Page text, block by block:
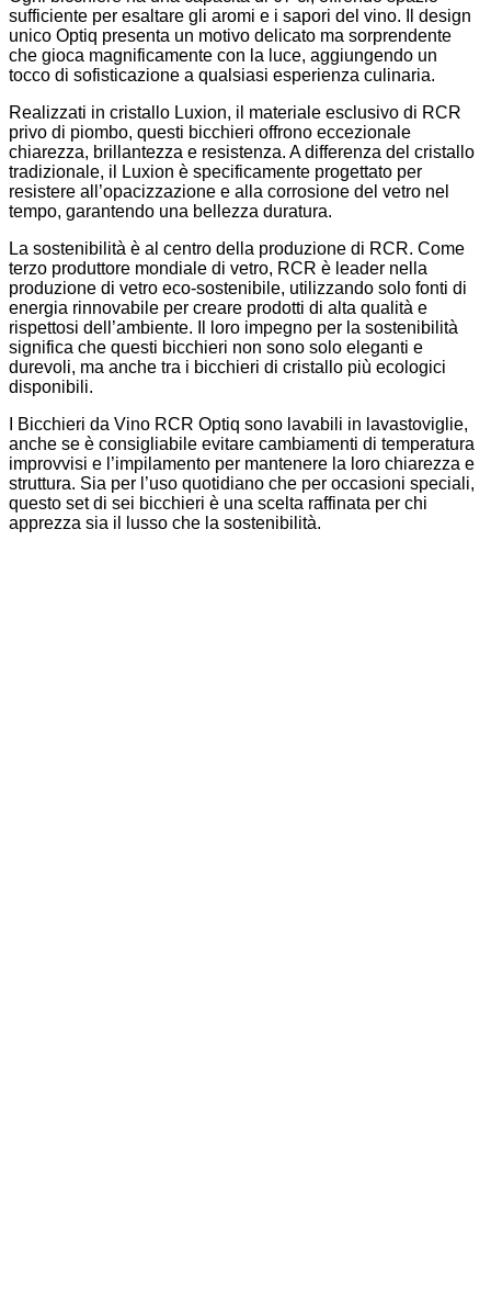
sufficiente per esaltare gli aromi e i sapori del vino. Il design
unico Optiq presenta un motivo delicato ma sorprendente
che gioca magnificamente con la luce, aggiungendo un
tocco di sofisticazione a qualsiasi esperienza culinaria.
Realizzati in cristallo Luxion, il materiale esclusivo di RCR
privo di piombo, questi bicchieri offrono eccezionale
chiarezza, brillantezza e resistenza. A differenza del cristallo
tradizionale, il Luxion è specificamente progettato per
resistere all’opacizzazione e alla corrosione del vetro nel
tempo, garantendo una bellezza duratura.
La sostenibilità è al centro della produzione di RCR. Come
terzo produttore mondiale di vetro, RCR è leader nella
produzione di vetro eco-sostenibile, utilizzando solo fonti di
energia rinnovabile per creare prodotti di alta qualità e
rispettosi dell’ambiente. Il loro impegno per la sostenibilità
significa che questi bicchieri non sono solo eleganti e
durevoli, ma anche tra i bicchieri di cristallo più ecologici
disponibili.
I Bicchieri da Vino RCR Optiq sono lavabili in lavastoviglie,
anche se è consigliabile evitare cambiamenti di temperatura
improvvisi e l’impilamento per mantenere la loro chiarezza e
struttura. Sia per l’uso quotidiano che per occasioni speciali,
questo set di sei bicchieri è una scelta raffinata per chi
apprezza sia il lusso che la sostenibilità.